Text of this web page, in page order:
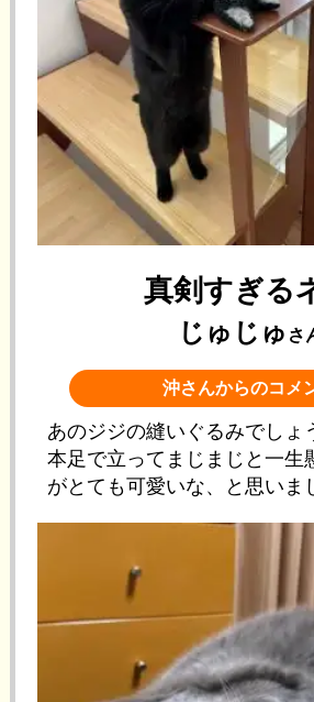
真剣すぎる
じゅじゅ さ
沖さんからのコメ
あのジジの縫いぐるみでしょ
本足で立ってまじまじと一生
がとても可愛いな、と思いま